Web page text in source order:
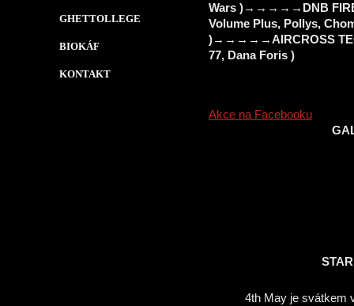
GHETTOLLEGE
BIOKÁF
KONTAKT
Wars )→→→→→DNB FIRE
Volume Plus, Pollys,
)→→→→→AIRCROSS
77, Dana Foris )
Akce na Facebooku
4th May je svátkem